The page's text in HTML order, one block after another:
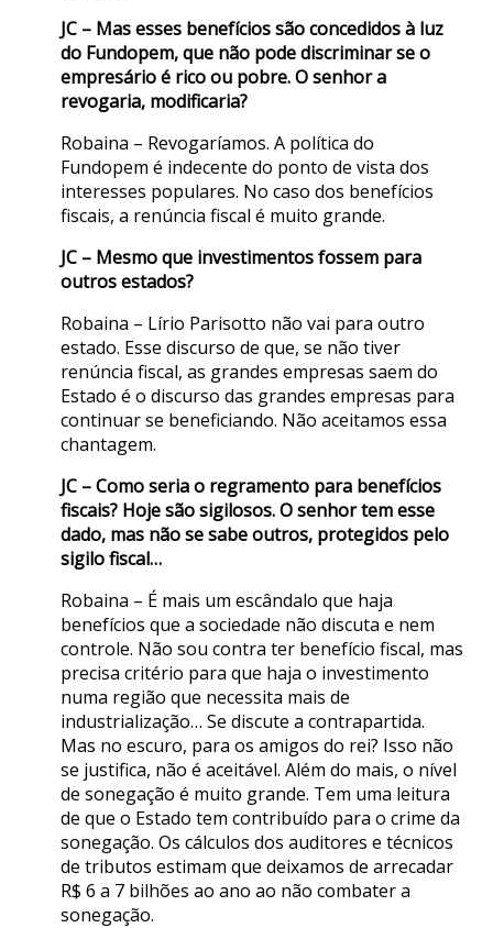
JC – Mas esses benefícios são concedidos à luz
do Fundopem, que não pode discriminar se o
empresário é rico ou pobre. O senhor a
revogaria, modificaria?
Robaina – Revogaríamos. A política do
Fundopem é indecente do ponto de vista dos
interesses populares. No caso dos benefícios
fiscais, a renúncia fiscal é muito grande.
JC – Mesmo que investimentos fossem para
outros estados?
Robaina – Lírio Parisotto não vai para outro
estado. Esse discurso de que, se não tiver
renúncia fiscal, as grandes empresas saem do
Estado é o discurso das grandes empresas para
continuar se beneficiando. Não aceitamos essa
chantagem.
JC – Como seria o regramento para benefícios
fiscais? Hoje são sigilosos. O senhor tem esse
dado, mas não se sabe outros, protegidos pelo
sigilo fiscal…
Robaina – É mais um escândalo que haja
benefícios que a sociedade não discuta e nem
controle. Não sou contra ter benefício fiscal, mas
precisa critério para que haja o investimento
numa região que necessita mais de
industrialização… Se discute a contrapartida.
Mas no escuro, para os amigos do rei? Isso não
se justifica, não é aceitável. Além do mais, o nível
de sonegação é muito grande. Tem uma leitura
de que o Estado tem contribuído para o crime da
sonegação. Os cálculos dos auditores e técnicos
de tributos estimam que deixamos de arrecadar
R$ 6 a 7 bilhões ao ano ao não combater a
sonegação.